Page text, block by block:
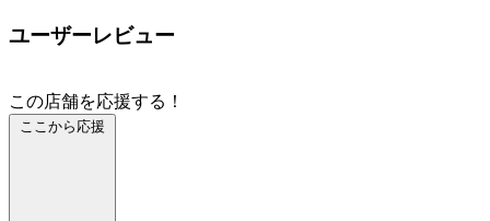
ユーザーレビュー
この店舗を応援する！
ここから応援